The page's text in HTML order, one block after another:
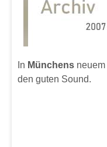
In Münchens neuem
den guten Sound.